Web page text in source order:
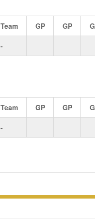
Team GP GP G
-
Team GP GP G
-